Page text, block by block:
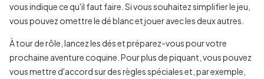
vous indique ce qu'il faut faire. Si vous souhaitez simplifier le jeu,
vous pouvez omettre le dé blanc et jouer avec les deux autres.
À tour de rôle, lancez les dés et préparez-vous pour votre
prochaine aventure coquine. Pour plus de piquant, vous pouvez
vous mettre d'accord sur des règles spéciales et, par exemple,